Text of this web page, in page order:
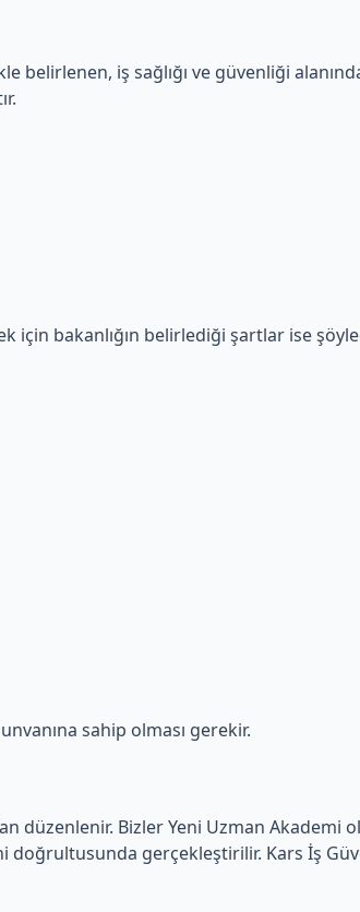
belirlenen, iş sağlığı ve güvenliği
için bakanlığın belirlediği şartlar ise
sahip olması gerekir.
Bizler Yeni Uzman Akademi
doğrultusunda gerçekleştirilir. Kars İş